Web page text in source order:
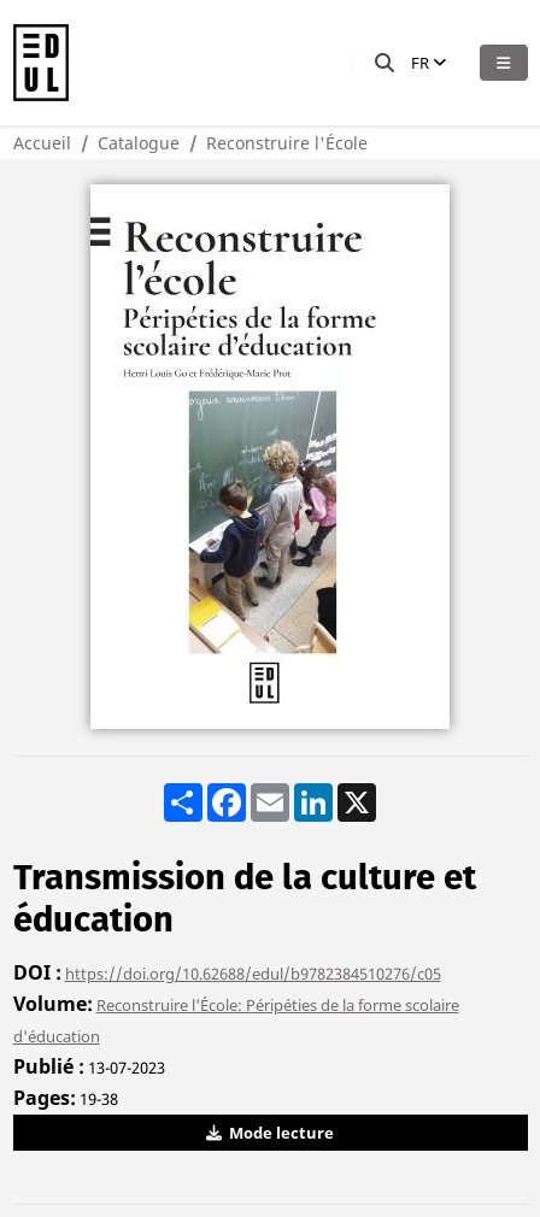
FR
Accueil Catalogue Reconstruire l'École
Share Facebook
Email LinkedIn
Transmission de la culture et
éducation
DOI https://doi.org/10.62688/edul/b9782384510276/c05
Volume Reconstruire l'École: Péripéties de la forme scolaire
d'éducation
Publié 13-07-2023
Pages 19-38
Mode lecture